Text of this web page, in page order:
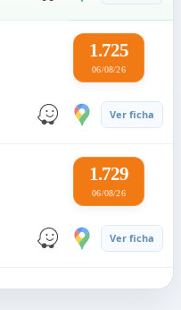
1.725
06/08/26
Ver ficha
1.729
06/08/26
Ver ficha